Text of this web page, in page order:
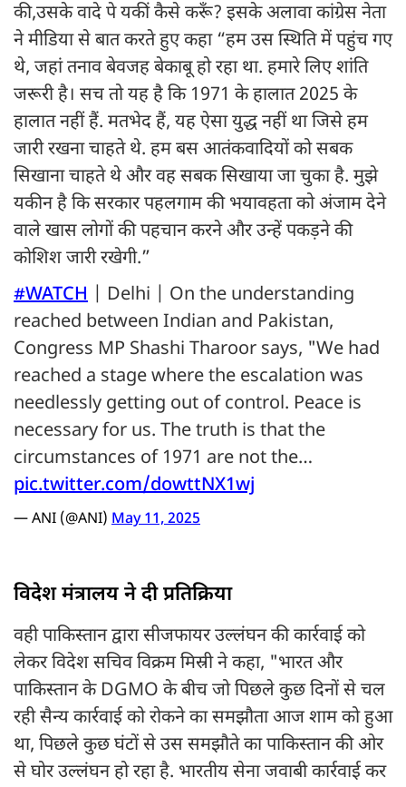
की,उसके वादे पे यकीं कैसे करूँ? इसके अलावा कांग्रेस नेता
ने मीडिया से बात करते हुए कहा “हम उस स्थिति में पहुंच गए
थे, जहां तनाव बेवजह बेकाबू हो रहा था. हमारे लिए शांति
जरूरी है। सच तो यह है कि 1971 के हालात 2025 के
हालात नहीं हैं. मतभेद हैं, यह ऐसा युद्ध नहीं था जिसे हम
जारी रखना चाहते थे. हम बस आतंकवादियों को सबक
सिखाना चाहते थे और वह सबक सिखाया जा चुका है. मुझे
यकीन है कि सरकार पहलगाम की भयावहता को अंजाम देने
वाले खास लोगों की पहचान करने और उन्हें पकड़ने की
कोशिश जारी रखेगी.”
#WATCH | Delhi | On the understanding
reached between Indian and Pakistan,
Congress MP Shashi Tharoor says, "We had
reached a stage where the escalation was
needlessly getting out of control. Peace is
necessary for us. The truth is that the
circumstances of 1971 are not the…
pic.twitter.com/dowttNX1wj
— ANI (@ANI) May 11, 2025
विदेश मंत्रालय ने दी प्रतिक्रिया
वही पाकिस्तान द्वारा सीजफायर उल्लंघन की कार्रवाई को
लेकर विदेश सचिव विक्रम मिस्री ने कहा, "भारत और
पाकिस्तान के DGMO के बीच जो पिछले कुछ दिनों से चल
रही सैन्य कार्रवाई को रोकने का समझौता आज शाम को हुआ
था, पिछले कुछ घंटों से उस समझौते का पाकिस्तान की ओर
से घोर उल्लंघन हो रहा है. भारतीय सेना जवाबी कार्रवाई कर